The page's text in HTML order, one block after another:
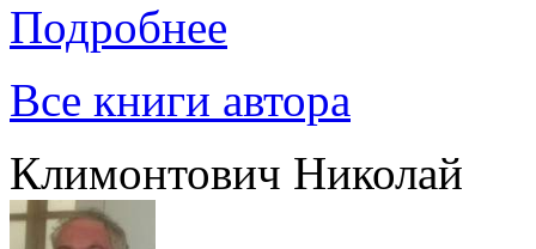
Подробнее
Все книги автора
Климонтович Николай